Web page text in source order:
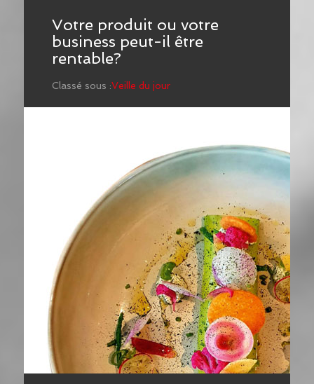
Votre produit ou votre
business peut-il être
rentable?
Classé sous :Veille du jour